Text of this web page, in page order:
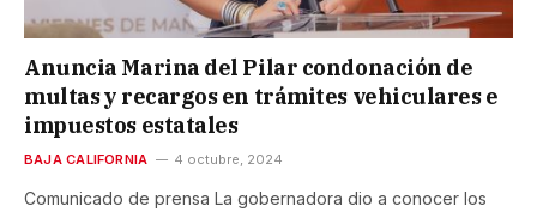
Anuncia Marina del Pilar condonación de
multas y recargos en trámites vehiculares e
impuestos estatales
BAJA CALIFORNIA 4 octubre, 2024
Comunicado de prensa La gobernadora dio a conocer los